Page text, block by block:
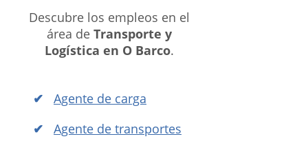
Descubre los empleos en el
área deTransporte y
Logística en O Barco.
Agente de carga
Agente de transportes